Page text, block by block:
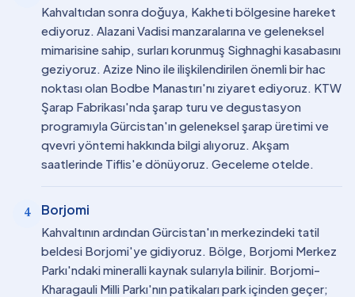
Kahvaltıdan sonra doğuya, Kakheti bölgesine hareket
ediyoruz. Alazani Vadisi manzaralarına ve geleneksel
mimarisine sahip, surları korunmuş Sighnaghi kasabasını
geziyoruz. Azize Nino ile ilişkilendirilen önemli bir hac
noktası olan Bodbe Manastırı'nı ziyaret ediyoruz. KTW
Şarap Fabrikası'nda şarap turu ve degustasyon
programıyla Gürcistan'ın geleneksel şarap üretimi ve
qvevri yöntemi hakkında bilgi alıyoruz. Akşam
saatlerinde Tiflis'e dönüyoruz. Geceleme otelde.
4 Borjomi
Kahvaltının ardından Gürcistan'ın merkezindeki tatil
beldesi Borjomi'ye gidiyoruz. Bölge, Borjomi Merkez
Parkı'ndaki mineralli kaynak sularıyla bilinir. Borjomi-
Kharagauli Milli Parkı'nın patikaları park içinden geçer;